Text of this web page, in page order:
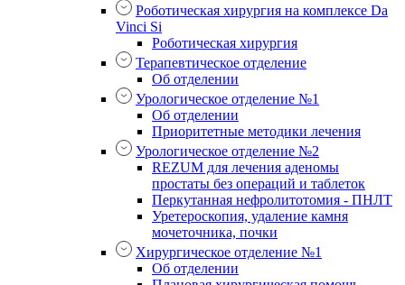
Роботическая хирургия на комплексе Da
Vinci Si
Роботическая хирургия
Терапевтическое отделение
Об отделении
Урологическое отделение №1
Об отделении
Приоритетные методики лечения
Урологическое отделение №2
REZUM для лечения аденомы
простаты без операций и таблеток
Перкутанная нефролитотомия - ПНЛТ
Уретероскопия, удаление камня
мочеточника, почки
Хирургическое отделение №1
Об отделении